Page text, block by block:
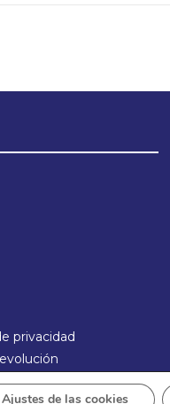
privacidad
Ajustes de las cookies